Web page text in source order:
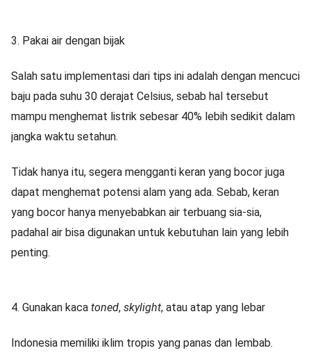
3. Pakai air dengan bijak
Salah satu implementasi dari tips ini adalah dengan mencuci
baju pada suhu 30 derajat Celsius, sebab hal tersebut
mampu menghemat listrik sebesar 40% lebih sedikit dalam
jangka waktu setahun.
Tidak hanya itu, segera mengganti keran yang bocor juga
dapat menghemat potensi alam yang ada. Sebab, keran
yang bocor hanya menyebabkan air terbuang sia-sia,
padahal air bisa digunakan untuk kebutuhan lain yang lebih
penting.
4. Gunakan kaca toned, skylight, atau atap yang lebar
Indonesia memiliki iklim tropis yang panas dan lembab.